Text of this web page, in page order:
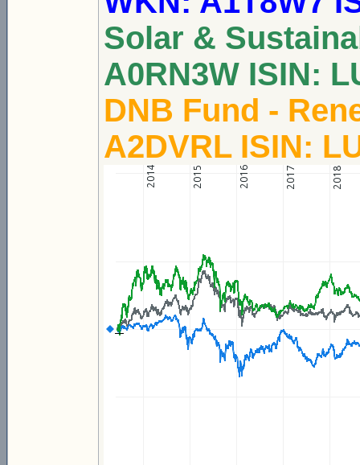
Solar &
A0RN3W ISIN:
DNB Fund -
A2DVRL ISIN: